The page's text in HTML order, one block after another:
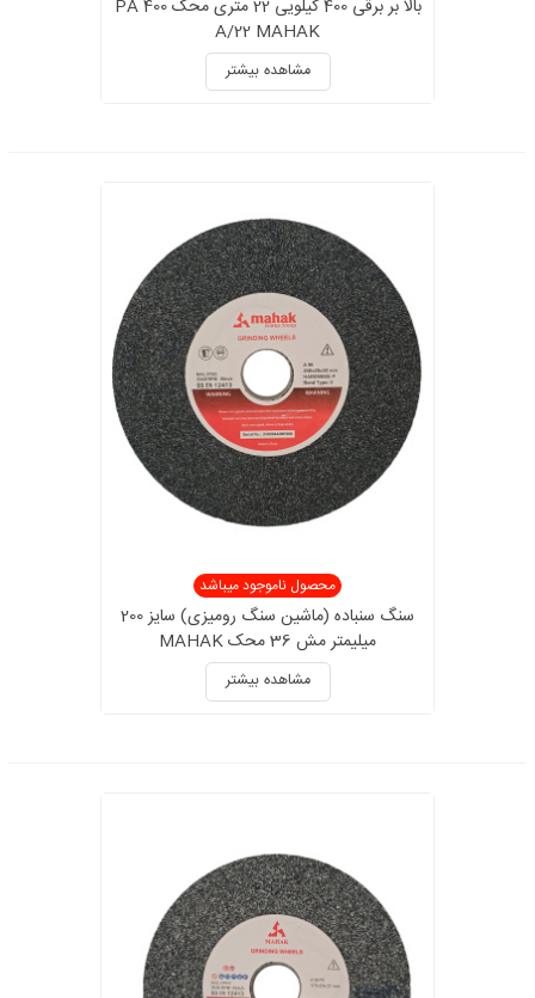
بالا بر برقی 400 کیلویی 22 متری محک PA 400
A/22 MAHAK
مشاهده بیشتر
محصول ناموجود میباشد
سنگ سنباده (ماشین سنگ رومیزی) سایز 200
میلیمتر مش 36 محک MAHAK
مشاهده بیشتر